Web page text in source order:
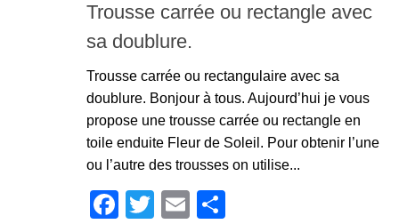
Trousse carrée ou rectangle avec
sa doublure.
Trousse carrée ou rectangulaire avec sa
doublure. Bonjour à tous. Aujourd’hui je vous
propose une trousse carrée ou rectangle en
toile enduite Fleur de Soleil. Pour obtenir l’une
ou l’autre des trousses on utilise...
Facebook
TwitterEmail